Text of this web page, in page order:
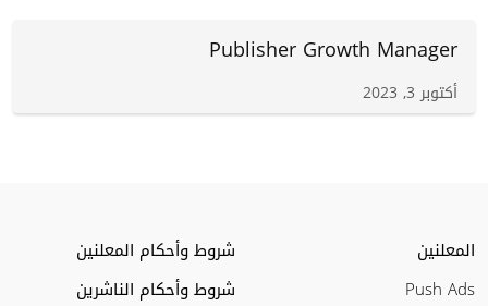
Publisher Growth Manager
أكتوبر 3, 2023
المعلنين
Push Ads
شروط وأحكام المعلنين
شروط وأحكام الناشرين